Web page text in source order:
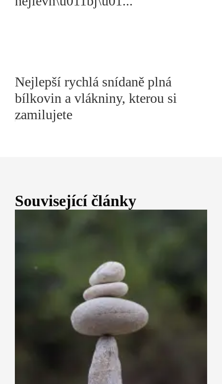
Nejlepší rychlá snídaně plná
bílkovin a vlákniny, kterou si
zamilujete
Související články